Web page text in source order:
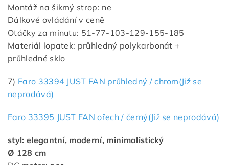
Montáž na šikmý strop: ne
Dálkové ovládání v ceně
Otáčky za minutu: 51-77-103-129-155-185
Materiál lopatek: průhledný polykarbonát +
průhledné sklo
7) Faro 33394 JUST FAN průhledný / chrom(Již se
neprodává)
Faro 33395 JUST FAN ořech / černý(Již se neprodává)
styl: elegantní, moderní, minimalistický
Ø 128 cm